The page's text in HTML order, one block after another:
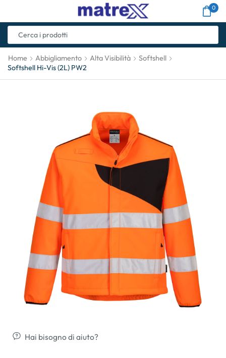
0
Home Abbigliamento Alta Visibilità
Softshell
Softshell Hi-Vis (2L) PW2
Hai bisogno di aiuto?